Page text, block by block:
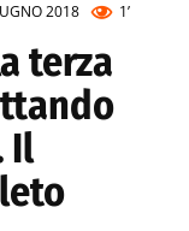
2018 1’
terza
Il